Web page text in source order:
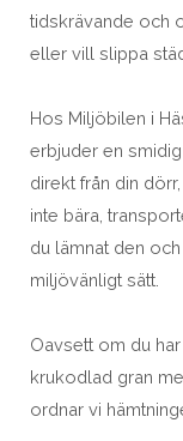
tidskrävande och
eller vill slippa
Hos Miljöbilen i
erbjuder en
direkt från din
inte bära,
du lämnat den
miljövänligt sätt.
Oavsett om du
krukodlad gran
ordnar vi